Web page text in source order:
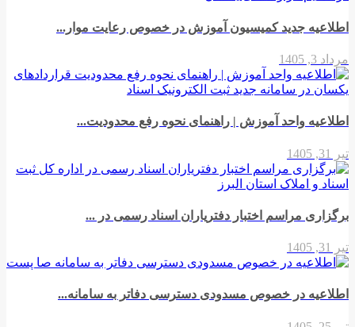
اطلاعیه جدید کمیسیون آموزش در خصوص رعایت موار...
مرداد 3, 1405
اطلاعیه واحد آموزش | راهنمای نحوه رفع محدودیت...
تیر 31, 1405
برگزاری مراسم اختبار دفتریاران اسناد رسمی در ...
تیر 31, 1405
اطلاعیه در خصوص مسدودی دسترسی دفاتر به سامانه...